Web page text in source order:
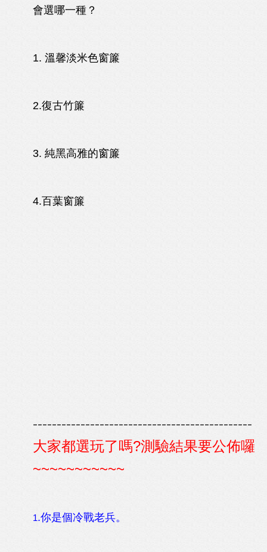
會選哪一種？
1. 溫馨淡米色窗簾
2.復古竹簾
3. 純黑高雅的窗簾
4.百葉窗簾
----------------------------------------------
大家都選玩了嗎?測驗結果要公佈囉
~~~~~~~~~~~
1.你是個冷戰老兵。